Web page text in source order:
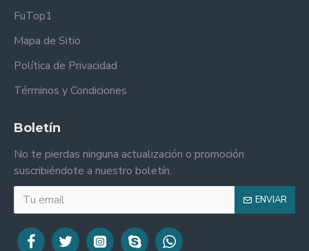
FuTop1
Mapa de Sitio
Política de Privacidad
Términos y Condiciones
Boletín
No te pierdas ninguna actualización o promoción
suscribiéndote a nuestro boletín.
ENVIAR